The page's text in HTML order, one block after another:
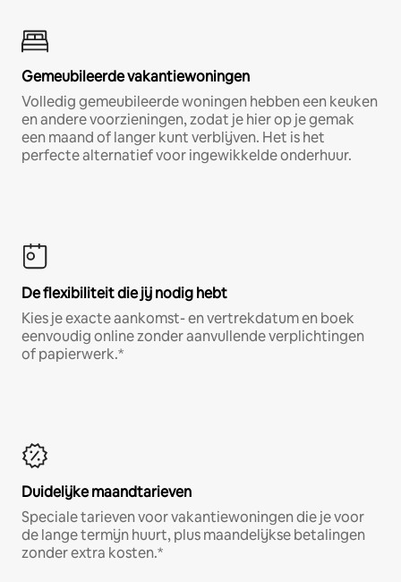
Gemeubileerde vakantiewoningen
Volledig gemeubileerde woningen hebben een keuken
en andere voorzieningen, zodat je hier op je gemak
een maand of langer kunt verblijven. Het is het
perfecte alternatief voor ingewikkelde onderhuur.
De flexibiliteit die jij nodig hebt
Kies je exacte aankomst- en vertrekdatum en boek
eenvoudig online zonder aanvullende verplichtingen
of papierwerk.*
Duidelijke maandtarieven
Speciale tarieven voor vakantiewoningen die je voor
de lange termijn huurt, plus maandelijkse betalingen
zonder extra kosten.*